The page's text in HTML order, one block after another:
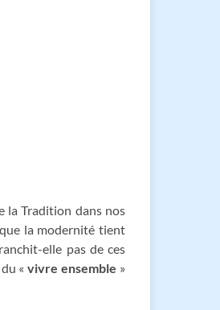
la Tradition dans nos
la modernité tient
elle pas de ces
du «vivre ensemble »